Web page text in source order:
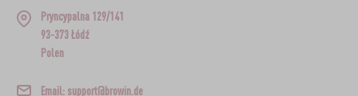
Pryncypalna 129/141
93-373 Łódź
Polen
Email: support@browin.de